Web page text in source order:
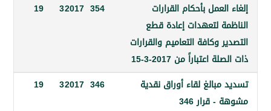
بأحكام القرارات
لتعهدات إعادة قطع
وكافة التعاميم والقرارات
من 2017-3-15
19
لقاء أوراق نقدية
346
346
19